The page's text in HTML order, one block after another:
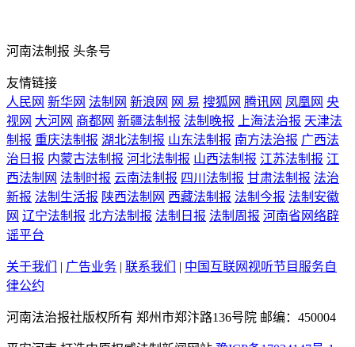
河南法制报 头条号
友情链接
人民网 新华网 法制网 新浪网 网 易 搜狐网 腾讯网 凤凰网 央
视网 大河网 商都网 新疆法制报 法制晚报 上海法治报 天津法
制报 重庆法制报 湖北法制报 山东法制报 南方法治报 广西法
治日报 内蒙古法制报 河北法制报 山西法制报 江苏法制报 江
西法制网 法制时报 云南法制报 四川法制报 甘肃法制报 法治
新报 法制生活报 陕西法制网 西藏法制报 法制今报 法制安徽
网 辽宁法制报 北方法制报 法制日报 法制周报 河南省网络辟
谣平台
关于我们 | 广告业务 | 联系我们 | 中国互联网视听节目服务自
律公约
河南法治报社版权所有 郑州市郑汴路136号院 邮编：450004